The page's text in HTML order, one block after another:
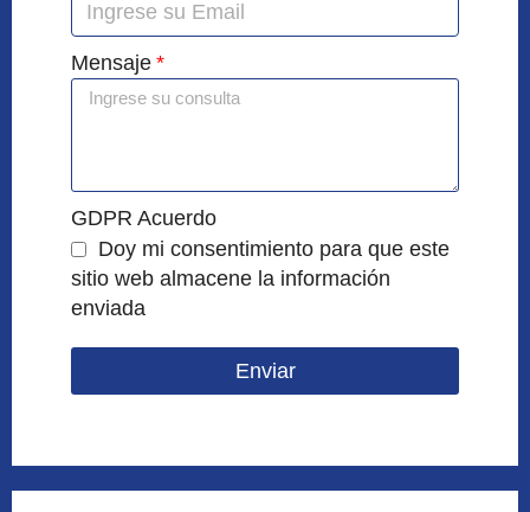
Mensaje
GDPR Acuerdo
Doy mi consentimiento para que este
sitio web almacene la información
enviada
Enviar